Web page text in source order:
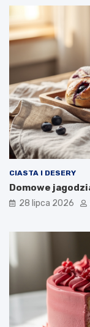
CIASTA I DESERY
Domowe
28 lipca 2026